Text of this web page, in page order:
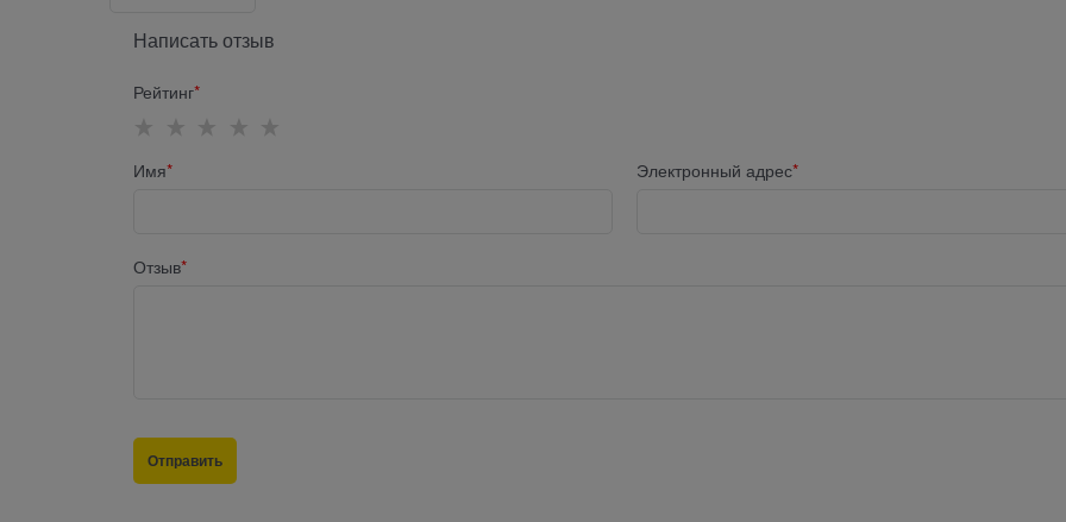
Написать отзыв
Рейтинг
Имя Электронный адрес
Отзыв